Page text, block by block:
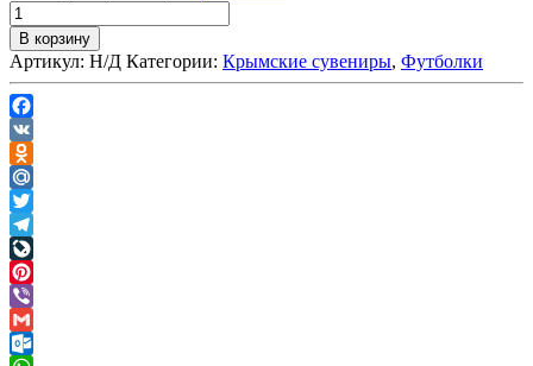
В корзину
Артикул: Н/Д Категории: Крымские сувениры, Футболки
Facebook
VK
Odnoklassniki
Mail.Ru
Twitter
Telegram
LiveJournal
Pinterest
Viber
Gmail